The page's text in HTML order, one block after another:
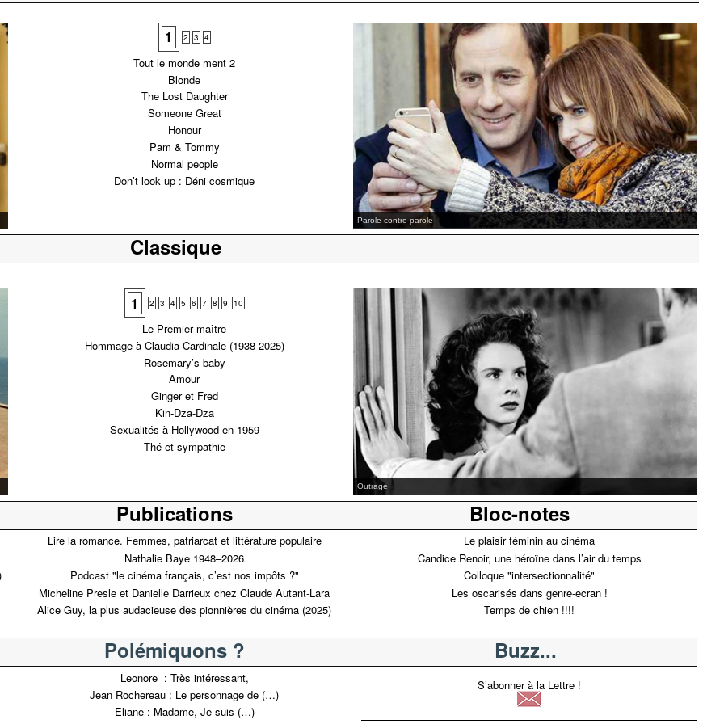
1 2 3 4
Tout le monde ment 2
Blonde
The Lost Daughter
Someone Great
Honour
Pam & Tommy
Normal people
Don’t look up : Déni cosmique
Jacqueline Sauvage
Classique
1 2 3 4 5 6 7 8 9 10
Le Premier maître
Hommage à Claudia Cardinale (1938-2025)
Rosemary’s baby
Amour
Ginger et Fred
Kin-Dza-Dza
Sexualités à Hollywood en 1959
Thé et sympathie
La Vérité sur Bébé Donge
Publications
Lire la romance. Femmes, patriarcat et littérature populaire
Nathalie Baye 1948–2026
Podcast "le cinéma français, c’est nos impôts ?"
Micheline Presle et Danielle Darrieux chez Claude Autant-Lara
Alice Guy, la plus audacieuse des pionnières du cinéma (2025)
Bloc-notes
Le plaisir féminin au cinéma
Candice Renoir, une héroïne dans l’air du temps
Colloque "intersectionnalité"
Les oscarisés dans genre-ecran !
Temps de chien !!!!
Polémiquons ?
Leonore : Très intéressant,
Jean Rochereau : Le personnage de (…)
Eliane : Madame, Je suis (…)
Buzz...
S’abonner à la Lettre !